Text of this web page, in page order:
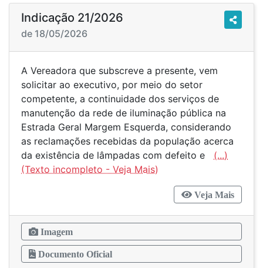
Indicação 21/2026
de 18/05/2026
A Vereadora que subscreve a presente, vem
solicitar ao executivo, por meio do setor
competente, a continuidade dos serviços de
manutenção da rede de iluminação pública na
Estrada Geral Margem Esquerda, considerando
as reclamações recebidas da população acerca
da existência de lâmpadas com defeito e (...)
Veja Mais
Imagem
Documento Oficial